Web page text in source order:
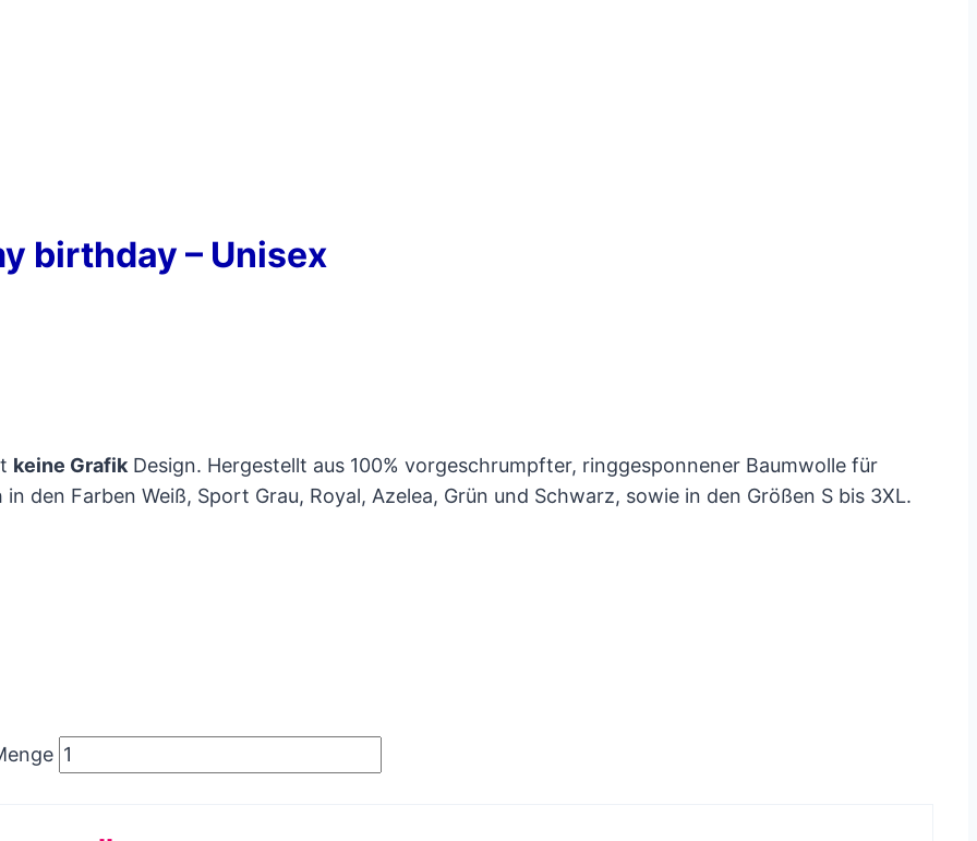
birthday – Unisex
keine Grafik Design. Hergestellt aus 100% vorgeschrumpfter, ringgesponnener Baumwolle für
den Farben Weiß, Sport Grau, Royal, Azelea, Grün und Schwarz, sowie in den Größen S bis 3XL.